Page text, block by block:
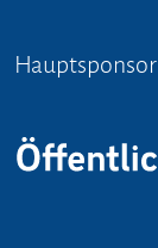
Hauptsponsor